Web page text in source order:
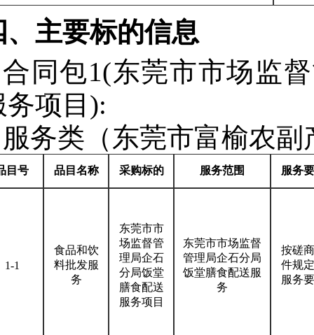
、主要标的信息
合同包1(东莞市市场监
务项目):
服务类（东莞市富榆农
目号 品目名称 采购标的 服务范围 服务
1-1
食品和饮
料批发服
务
东莞市市
场监督管
理局企石
分局饭堂
膳食配送
服务项目
东莞市市场监督
管理局企石分局
饭堂膳食配送服
务
按磋
件规
服务